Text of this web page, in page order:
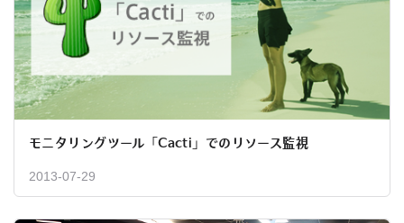
モニタリングツール「Cacti」でのリソース監視
2013-07-29